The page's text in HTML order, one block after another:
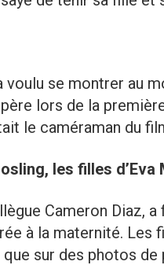
se montrer au
lors de la
le caméraman du
les filles d’Eva
Cameron Diaz, a
à la maternité. Les
sur des photos de